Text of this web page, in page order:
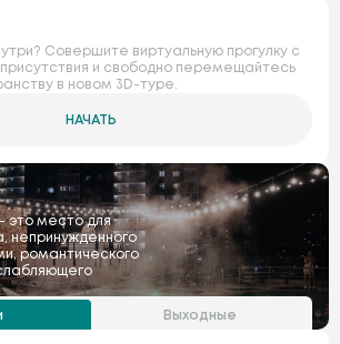
Совершите виртуальную прогулку с
и свободно перемещайтесь
в новом 3D-туре.
НАЧАТЬ
это место для
непринужденного
романтического
Выходные